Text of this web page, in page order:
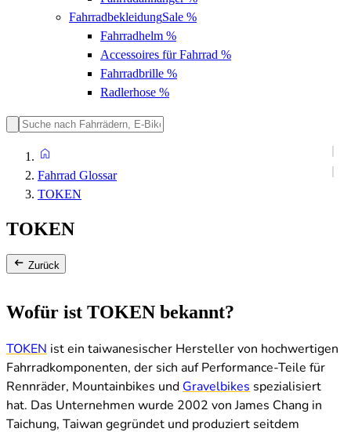
FahrradbekleidungSale %
Fahrradhelm %
Accessoires für Fahrrad %
Fahrradbrille %
Radlerhose %
Fahrrad Glossar
TOKEN
TOKEN
Zurück
Wofür ist TOKEN bekannt?
TOKEN ist ein taiwanesischer Hersteller von hochwertigen
Fahrradkomponenten, der sich auf Performance-Teile für
Rennräder, Mountainbikes und Gravelbikes spezialisiert
hat. Das Unternehmen wurde 2002 von James Chang in
Taichung, Taiwan gegründet und produziert seitdem